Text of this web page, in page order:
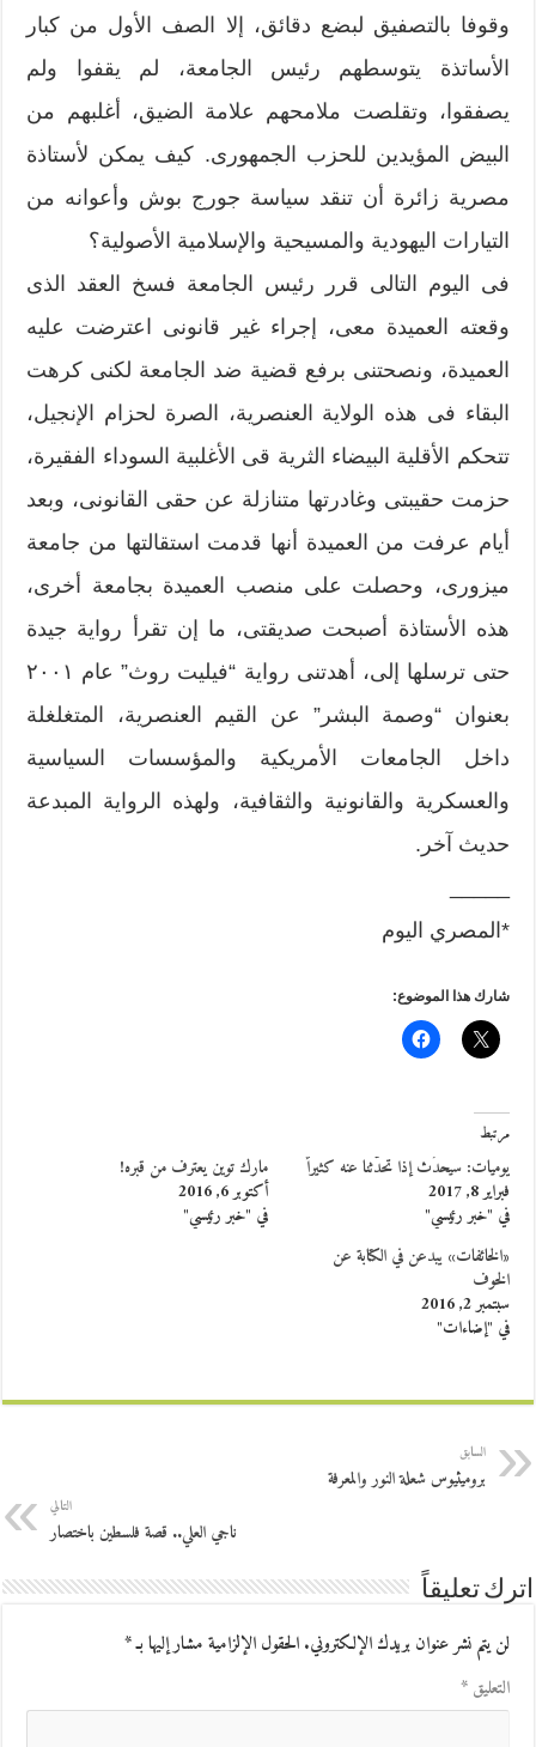
وقوفا بالتصفيق لبضع دقائق، إلا الصف الأول من كبار
الأساتذة يتوسطهم رئيس الجامعة، لم يقفوا ولم
يصفقوا، وتقلصت ملامحهم علامة الضيق، أغلبهم من
البيض المؤيدين للحزب الجمهورى. كيف يمكن لأستاذة
مصرية زائرة أن تنقد سياسة جورج بوش وأعوانه من
التيارات اليهودية والمسيحية والإسلامية الأصولية؟
فى اليوم التالى قرر رئيس الجامعة فسخ العقد الذى
وقعته العميدة معى، إجراء غير قانونى اعترضت عليه
العميدة، ونصحتنى برفع قضية ضد الجامعة لكنى كرهت
البقاء فى هذه الولاية العنصرية، الصرة لحزام الإنجيل،
تتحكم الأقلية البيضاء الثرية قى الأغلبية السوداء الفقيرة،
حزمت حقيبتى وغادرتها متنازلة عن حقى القانونى، وبعد
أيام عرفت من العميدة أنها قدمت استقالتها من جامعة
ميزورى، وحصلت على منصب العميدة بجامعة أخرى،
هذه الأستاذة أصبحت صديقتى، ما إن تقرأ رواية جيدة
حتى ترسلها إلى، أهدتنى رواية “فيليت روث” عام ٢٠٠١
بعنوان “وصمة البشر” عن القيم العنصرية، المتغلغلة
داخل الجامعات الأمريكية والمؤسسات السياسية
والعسكرية والقانونية والثقافية، ولهذه الرواية المبدعة
حديث آخر.
*المصري اليوم
شارك هذا الموضوع:
مرتبط
يوميات: سيحدُث إذا تحدَّثنا عنه كثيراً
فبراير 8, 2017
في "خبر رئيسي"
مارك توين يعترف من قبره!
أكتوبر 6, 2016
في "خبر رئيسي"
«الخائفات» يبدعن في الكتابة عن
الخوف
سبتمبر 2, 2016
في "إضاءات"
السابق
بروميثيوس شعلة النور والمعرفة
التالي
ناجي العلي.. قصة فلسطين باختصار
اترك تعليقاً
لن يتم نشر عنوان بريدك الإلكتروني.الحقول الإلزامية مشار إليها بـ*
التعليق*